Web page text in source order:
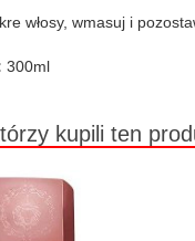
włosy, wmasuj i
300ml
kupili ten